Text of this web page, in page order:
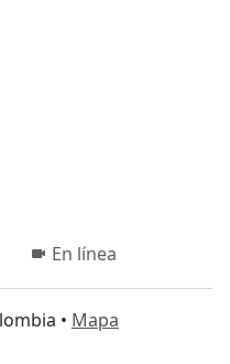
En línea
• Mapa